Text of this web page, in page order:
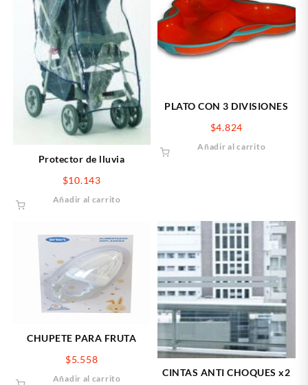
Protector de lluvia
$10.143
Añadir al carrito
PLATO CON 3 DIVISIONES
$4.824
Añadir al carrito
CHUPETE PARA FRUTA
$5.558
Añadir al carrito
CINTAS ANTI CHOQUES x2